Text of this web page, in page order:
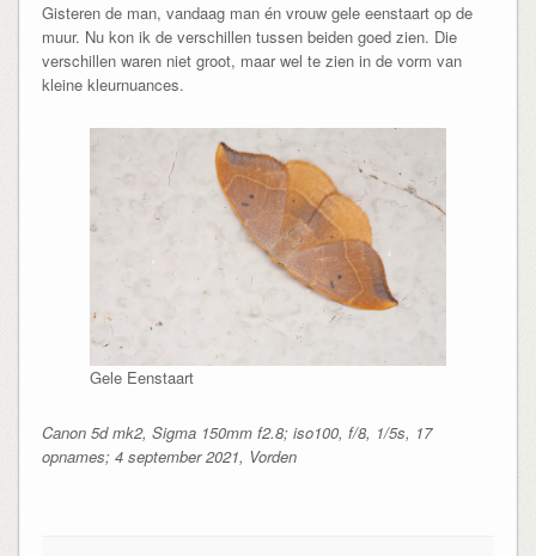
Gisteren de man, vandaag man én vrouw gele eenstaart op de
muur. Nu kon ik de verschillen tussen beiden goed zien. Die
verschillen waren niet groot, maar wel te zien in de vorm van
kleine kleurnuances.
Gele Eenstaart
Canon 5d mk2, Sigma 150mm f2.8; iso100, f/8, 1/5s, 17
opnames; 4 september 2021, Vorden